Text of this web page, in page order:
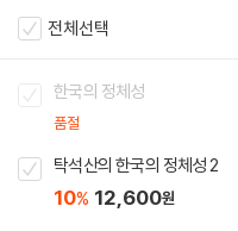
전체선택
한국의 정체성
품절
탁석산의 한국의 정체성 2
10% 12,600원